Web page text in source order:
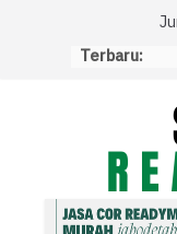
Terbaru: